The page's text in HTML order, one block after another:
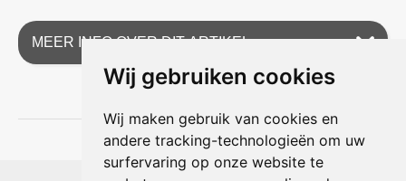
Wij gebruiken cookies
Wij maken gebruik van cookies en
andere tracking-technologieën om uw
surfervaring op onze website te
MEER INFO OVER DIT ARTIKEL